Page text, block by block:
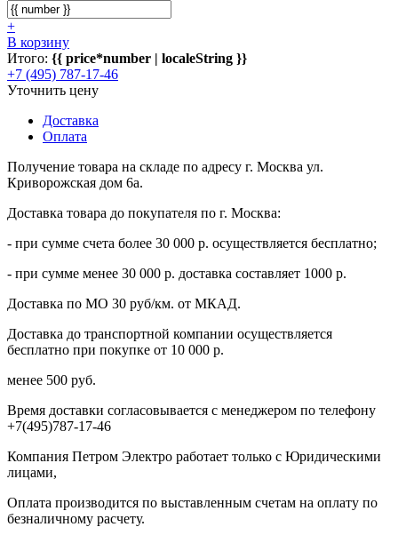
+
В корзину
Итого: {{ price*number | localeString }}
+7 (495) 787-17-46
Уточнить цену
Доставка
Оплата
Получение товара на складе по адресу г. Москва ул.
Криворожская дом 6а.
Доставка товара до покупателя по г. Москва:
- при сумме счета более 30 000 р. осуществляется бесплатно;
- при сумме менее 30 000 р. доставка составляет 1000 р.
Доставка по МО 30 руб/км. от МКАД.
Доставка до транспортной компании осуществляется
бесплатно при покупке от 10 000 р.
менее 500 руб.
Время доставки согласовывается с менеджером по телефону
+7(495)787-17-46
Компания Петром Электро работает только с Юридическими
лицами,
Оплата производится по выставленным счетам на оплату по
безналичному расчету.